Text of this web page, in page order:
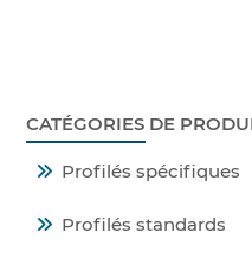
CATÉGORIES DE
Profilés spécifiques
Profilés standards